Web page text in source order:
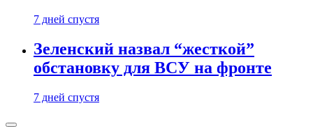
7 дней спустя
Зеленский назвал “жесткой”
обстановку для ВСУ на фронте
7 дней спустя